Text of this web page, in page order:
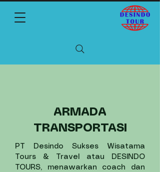
ARMADA
TRANSPORTASI
PT Desindo Sukses Wisatama
Tours & Travel atau DESINDO
TOURS, menawarkan coach dan